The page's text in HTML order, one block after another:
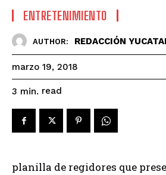
ENTRETENIMIENTO
AUTHOR: REDACCIÓN
marzo 19, 2018
3 min. read
planilla de regidores que